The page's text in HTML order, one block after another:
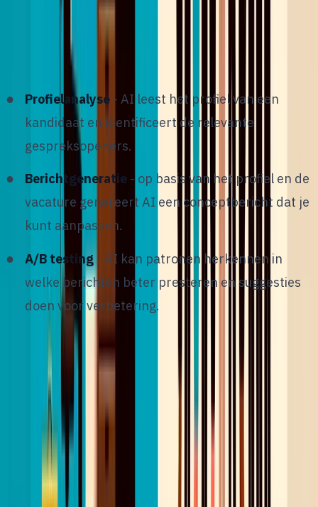
I verandert hoe recruiters outreach doen. Niet
tijdrovende stappen te versnellen:
Profielanalyse - AI leest het profiel van een
kandidaat en identificeert de relevante
gespreksopeners.
Berichtgeneratie - op basis van het profiel en de
vacature genereert AI een conceptbericht dat je
kunt aanpassen.
A/B testing- AI kan patronen herkennen in
welke berichten beter presteren en suggesties
doen voor verbetering.
Elvatix werken direct in LinkedIn Recruiter
persoonlijke InMails
connectieverzoeken
op basis van het
kandidaatprofiel. Je behoudt volledige controle
over wat je verstuurt, maar bespaart gemiddeld 6
uur per week aan schrijfwerk.